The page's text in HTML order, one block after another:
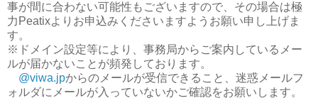
事が間に合わない可能性もございますので、その場合は極
力Peatixよりお申込みくださいますようお願い申し上げま
す。
※ドメイン設定等により、事務局からご案内しているメー
ルが届かないことが頻発しております。
@viwa.jpからのメールが受信できること、迷惑メールフ
ォルダにメールが入っていないかご確認をお願いします。